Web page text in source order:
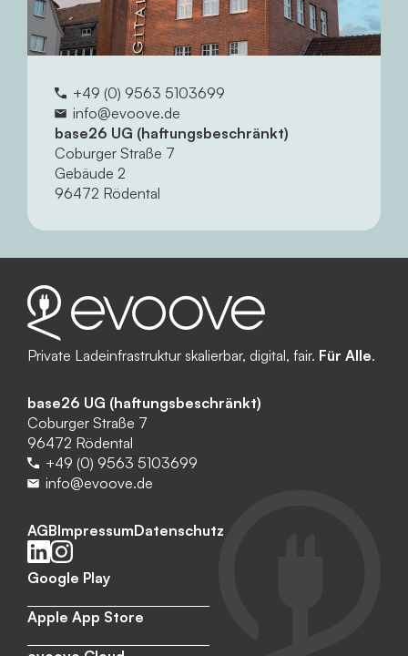
+49 (0) 9563 5103699
info@evoove.de
base26 UG (haftungsbeschränkt)
Coburger Straße 7
Gebäude 2
96472 Rödental
Private Ladeinfrastruktur skalierbar, digital, fair. Für Alle.
base26 UG (haftungsbeschränkt)
Coburger Straße 7
96472 Rödental
+49 (0) 9563 5103699
info@evoove.de
AGBImpressumDatenschutz
Google Play
Apple App Store